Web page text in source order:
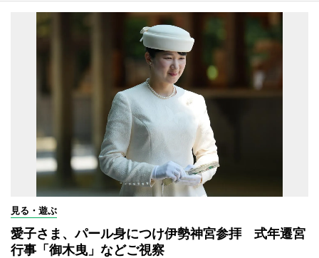
見る・遊ぶ
愛子さま、パール身につけ伊勢神宮参拝 式年遷宮
行事「御木曳」などご視察